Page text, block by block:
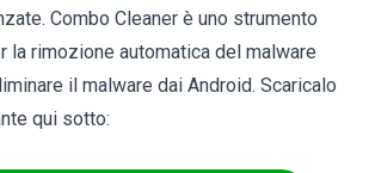
Combo Cleaner è uno strumento
la rimozione automatica del malware
il malware dai Android. Scaricalo
qui sotto: